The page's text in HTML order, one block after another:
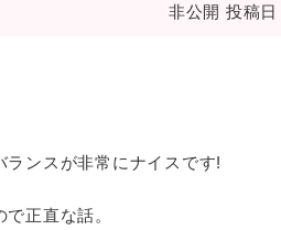
非公開 投稿
ンスが非常にナイスです!
正直な話。